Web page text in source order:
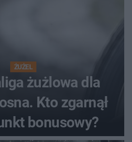
ŻUŻEL
żużlowa dla
Kto zgarnął
bonusowy?